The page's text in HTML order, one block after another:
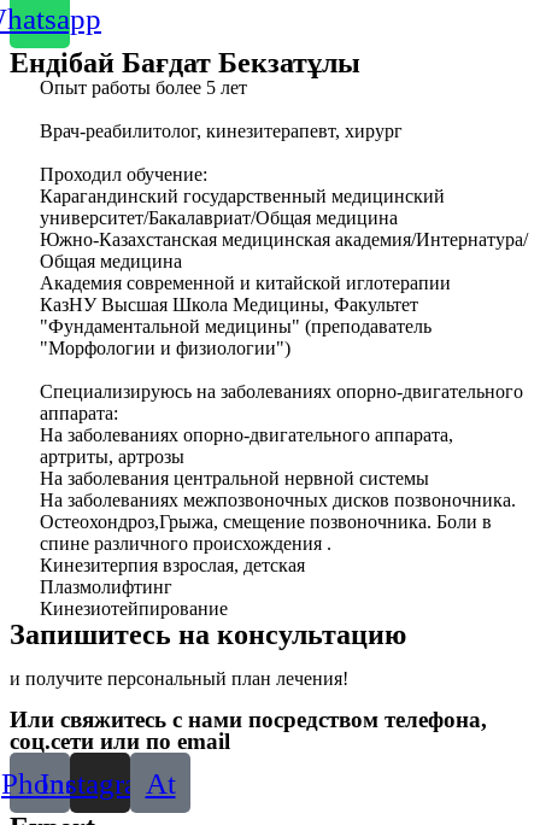
Ендібай Бағдат Бекзатұлы
Опыт работы более 5 лет
Врач-реабилитолог, кинезитерапевт, хирург
Проходил обучение:
Карагандинский государственный медицинский
университет/Бакалавриат/Общая медицина
Южно-Казахстанская медицинская академия/Интернатура/
Общая медицина
Академия современной и китайской иглотерапии
КазНУ Высшая Школа Медицины, Факультет
"Фундаментальной медицины" (преподаватель
"Морфологии и физиологии")
Специализируюсь на заболеваниях опорно-двигательного
аппарата:
На заболеваниях опорно-двигательного аппарата,
артриты, артрозы
На заболевания центральной нервной системы
На заболеваниях межпозвоночных дисков позвоночника.
Остеохондроз,Грыжа, смещение позвоночника. Боли в
спине различного происхождения .
Кинезитерпия взрослая, детская
Плазмолифтинг
Кинезиотейпирование
Запишитесь на консультацию
и получите персональный план лечения!
Или свяжитесь с нами посредством телефона,
соц.сети или по email
PhoneInstagramAt